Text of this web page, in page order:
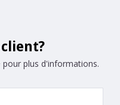
plus d'informations.